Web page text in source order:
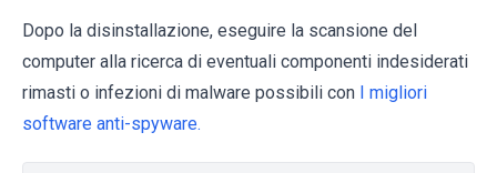
Dopo la disinstallazione, eseguire la scansione del
computer alla ricerca di eventuali componenti indesiderati
rimasti o infezioni di malware possibili con
I migliori
software anti-spyware.